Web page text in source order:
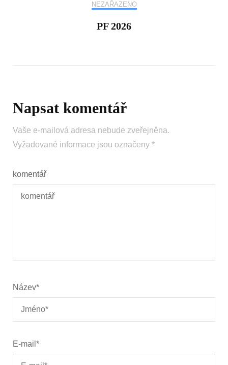
NEZAŘAZENO
PF 2026
Napsat komentář
Vaše e-mailová adresa nebude zveřejněna.
Vyžadované informace jsou označeny *
komentář
Název*
E-mail *